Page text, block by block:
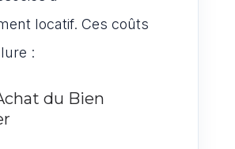
locatif. Ces coûts
:
du Bien